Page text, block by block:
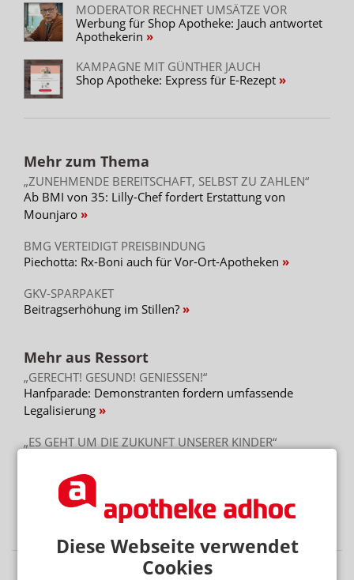
Diese Webseite verwendet
Cookies
MODERATOR RECHNET UMSÄTZE VOR
Werbung für Shop Apotheke: Jauch antwortet
Apothekerin
KAMPAGNE MIT GÜNTHER JAUCH
Shop Apotheke: Express für E-Rezept
Mehr zum Thema
„ZUNEHMENDE BEREITSCHAFT, SELBST ZU ZAHLEN“
Ab BMI von 35: Lilly-Chef fordert Erstattung von
Mounjaro
BMG VERTEIDIGT PREISBINDUNG
Piechotta: Rx-Boni auch für Vor-Ort-Apotheken
GKV-SPARPAKET
Beitragserhöhung im Stillen?
Mehr aus Ressort
„GERECHT! GESUND! GENIESSEN!“
Hanfparade: Demonstranten fordern umfassende
Legalisierung
„ES GEHT UM DIE ZUKUNFT UNSERER KINDER“
Elternversagen
ÜBER 240 FÄLLE
West-Nil-Fieber in Europa